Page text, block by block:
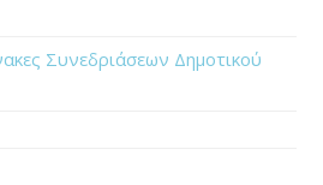
Συνεδριάσεων Δημοτικού